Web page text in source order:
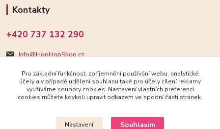
Kontakty
+420 737 132 290
Info@HopHopShop.cz
Upravit sběr cookies.
Pro základní funkčnost, zpříjemnění používání webu, analytické
účely a v případě udělení souhlasu také pro účely cílení reklamy
využíváme soubory cookies. Nastavení vlastních preferencí
cookies můžete kdykoli upravit odkazem ve spodní části stránek.
Nastavení Souhlasím